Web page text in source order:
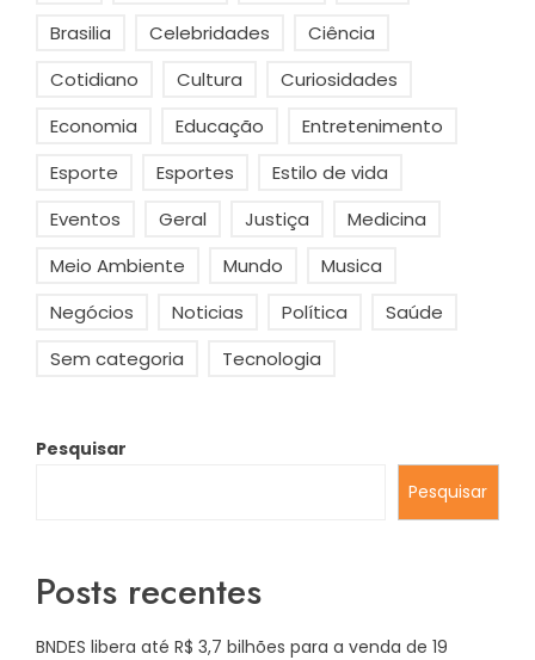
Brasilia
Celebridades
Ciência
Cotidiano
Cultura
Curiosidades
Economia
Educação
Entretenimento
Esporte
Esportes
Estilo de vida
Eventos
Geral Justiça
Medicina
Meio Ambiente
Mundo
Musica
Negócios
Noticias Política
Saúde
Sem categoria
Tecnologia
Pesquisar
Pesquisar
Posts recentes
BNDES libera até R$ 3,7 bilhões para a venda de 19